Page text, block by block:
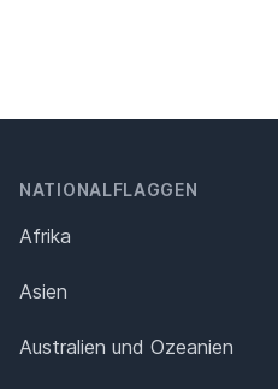
NATIONALFLAGGEN
Afrika
Asien
Australien und Ozeanien